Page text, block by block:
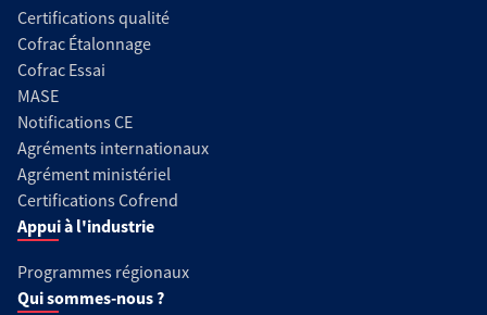
Certifications qualité
Cofrac Étalonnage
Cofrac Essai
MASE
Notifications CE
Agréments internationaux
Agrément ministériel
Certifications Cofrend
Appui à l'industrie
Programmes régionaux
Qui sommes-nous ?